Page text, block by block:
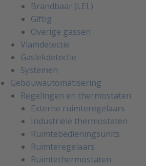
Brandbaar (LEL)
Giftig
Overige gassen
Vlamdetectie
Gaslekdetectie
Systemen
Gebouwautomatisering
Regelingen en thermostaten
Externe ruimteregelaars
Industriële thermostaten
Ruimtebedieningsunits
Ruimteregelaars
Ruimtethermostaten